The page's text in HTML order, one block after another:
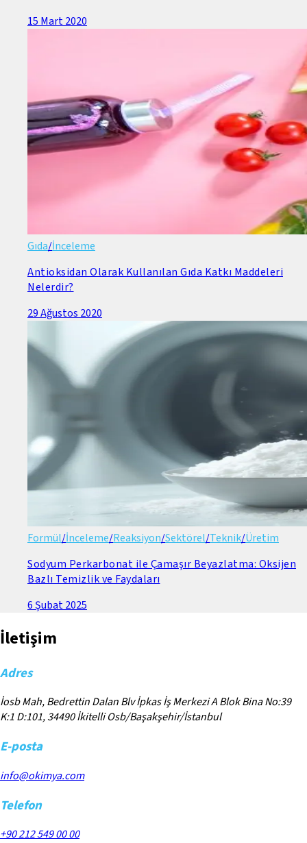
15 Mart 2020
Gıda/İnceleme
Antioksidan Olarak Kullanılan Gıda Katkı Maddeleri
Nelerdir?
29 Ağustos 2020
Formül/İnceleme/Reaksiyon/Sektörel/Teknik/Üretim
Sodyum Perkarbonat ile Çamaşır Beyazlatma: Oksijen
Bazlı Temizlik ve Faydaları
6 Şubat 2025
İletişim
Adres
İosb Mah, Bedrettin Dalan Blv İpkas İş Merkezi A Blok Bina No:39
K:1 D:101, 34490 İkitelli Osb/Başakşehir/İstanbul
E-posta
info@okimya.com
Telefon
+90 212 549 00 00